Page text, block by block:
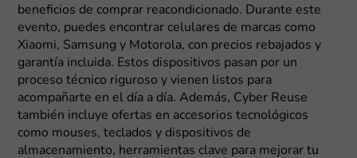
beneficios de comprar reacondicionado. Durante este
evento, puedes encontrar celulares de marcas como
Xiaomi, Samsung y Motorola, con precios rebajados y
garantía incluida. Estos dispositivos pasan por un
proceso técnico riguroso y vienen listos para
acompañarte en el día a día. Además, Cyber Reuse
también incluye ofertas en accesorios tecnológicos
como mouses, teclados y dispositivos de
almacenamiento, herramientas clave para mejorar tu